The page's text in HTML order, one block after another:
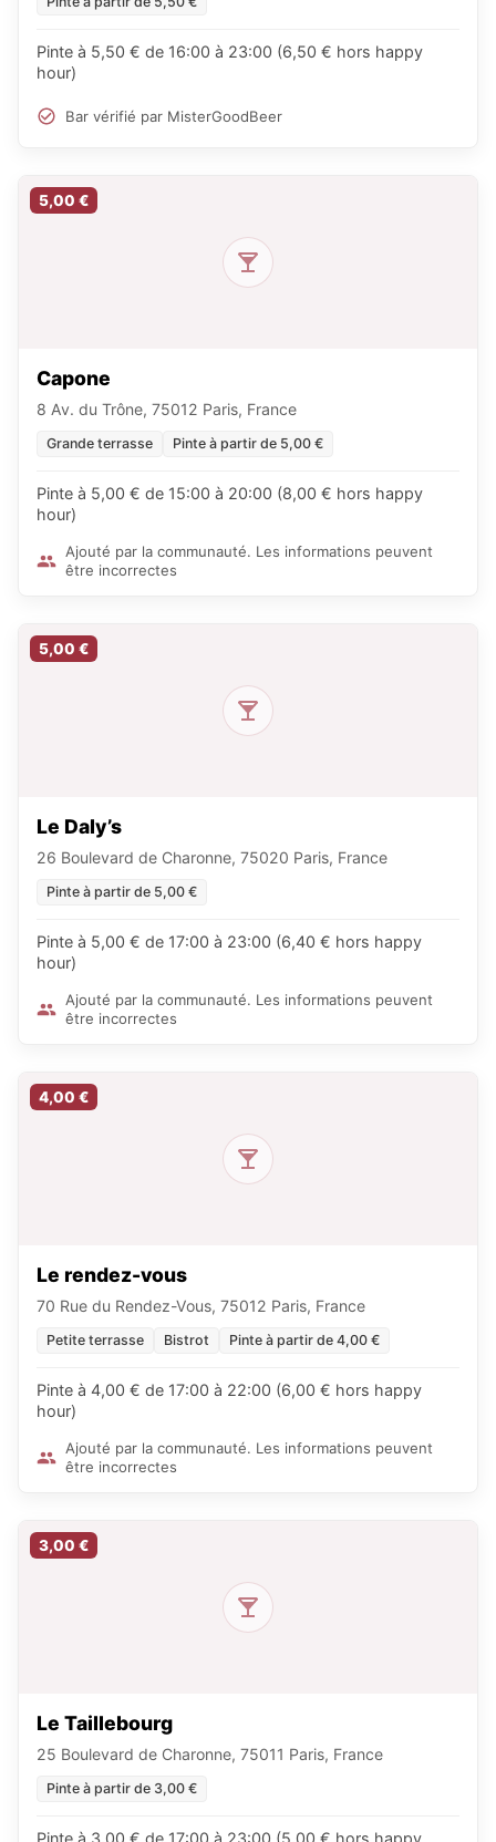
Pinte à 5,50 € de 16:00 à 23:00 (6,50 € hors happy
hour)
Bar vérifié par MisterGoodBeer
5,00 €
Capone
8 Av. du Trône, 75012 Paris, France
Grande terrasse Pinte à partir de 5,00 €
Pinte à 5,00 € de 15:00 à 20:00 (8,00 € hors happy
hour)
Ajouté par la communauté. Les informations peuvent
être incorrectes
5,00 €
Le Daly’s
26 Boulevard de Charonne, 75020 Paris, France
Pinte à partir de 5,00 €
Pinte à 5,00 € de 17:00 à 23:00 (6,40 € hors happy
hour)
Ajouté par la communauté. Les informations peuvent
être incorrectes
4,00 €
Le rendez-vous
70 Rue du Rendez-Vous, 75012 Paris, France
Petite terrasse Bistrot Pinte à partir de 4,00 €
Pinte à 4,00 € de 17:00 à 22:00 (6,00 € hors happy
hour)
Ajouté par la communauté. Les informations peuvent
être incorrectes
3,00 €
Le Taillebourg
25 Boulevard de Charonne, 75011 Paris, France
Pinte à partir de 3,00 €
Pinte à 3,00 € de 17:00 à 23:00 (5,00 € hors happy